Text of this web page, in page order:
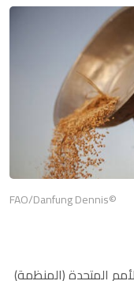
©FAO/Danfung Dennis
المتحدة (المنظمة)